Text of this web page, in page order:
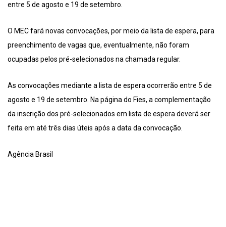
entre 5 de agosto e 19 de setembro.
O MEC fará novas convocações, por meio da lista de espera, para
preenchimento de vagas que, eventualmente, não foram
ocupadas pelos pré-selecionados na chamada regular.
As convocações mediante a lista de espera ocorrerão entre 5 de
agosto e 19 de setembro. Na página do Fies, a complementação
da inscrição dos pré-selecionados em lista de espera deverá ser
feita em até três dias úteis após a data da convocação.
Agência Brasil